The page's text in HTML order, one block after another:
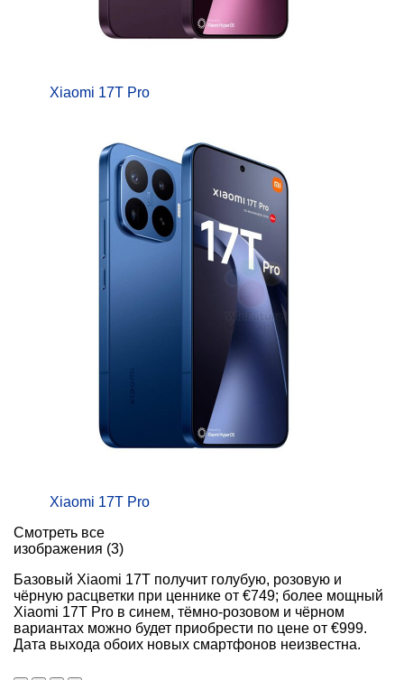
Xiaomi 17T Pro
Xiaomi 17T Pro
Смотреть все
изображения (3)
Базовый Xiaomi 17T получит голубую, розовую и
чёрную расцветки при ценнике от €749; более мощный
Xiaomi 17T Pro в синем, тёмно-розовом и чёрном
вариантах можно будет приобрести по цене от €999.
Дата выхода обоих новых смартфонов неизвестна.